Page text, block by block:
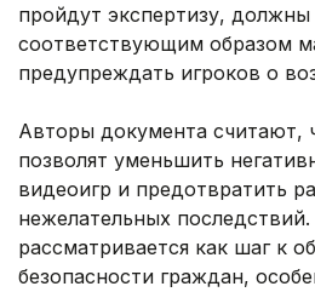
пройдут экспертизу, должны
соответствующим образом
предупреждать игроков о
Авторы документа считают,
позволят уменьшить
видеоигр и предотвратить
нежелательных
рассматривается как шаг к
безопасности граждан,